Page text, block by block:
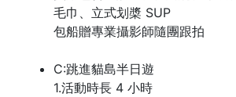
毛巾、立式划槳 SUP
包船贈專業攝影師隨團跟拍
C:跳進貓島半日遊
1.活動時長 4 小時